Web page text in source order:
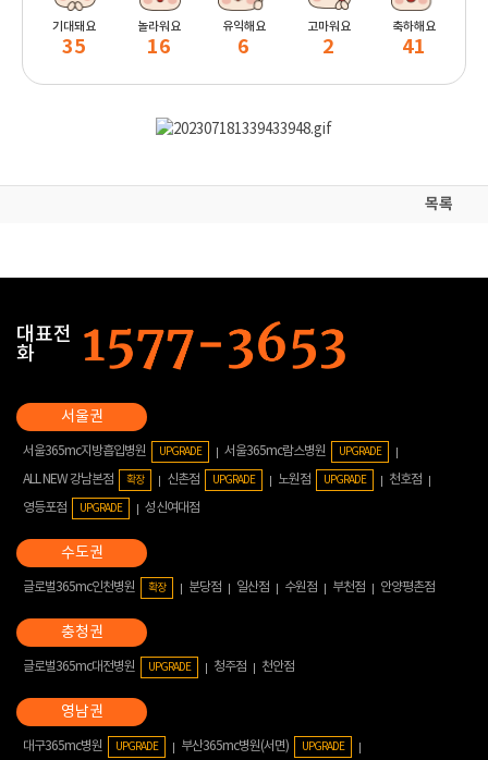
기대돼요
35
놀라워요
16
유익해요
6
고마워요
2
축하해요
41
목록
대표전
화
서울365mc지방흡입병원 UPGRADE 서울365mc람스병원 UPGRADE
ALL NEW 강남본점 확장 신촌점 UPGRADE 노원점 UPGRADE
천호점
영등포점
UPGRADE 성신여대점
글로벌365mc인천병원 확장 분당점 일산점 수원점 부천점 안양평촌점
글로벌365mc대전병원 UPGRADE 청주점 천안점
대구365mc병원 UPGRADE 부산365mc병원(서면) UPGRADE